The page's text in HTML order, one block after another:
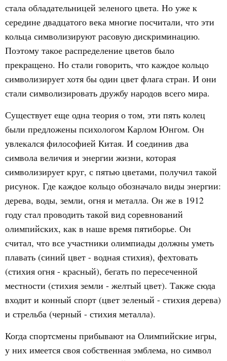
стала обладательницей зеленого цвета. Но уже к
середине двадцатого века многие посчитали, что эти
кольца символизируют расовую дискриминацию.
Поэтому такое распределение цветов было
прекращено. Но стали говорить, что каждое кольцо
символизирует хотя бы один цвет флага стран. И они
стали символизировать дружбу народов всего мира.
Существует еще одна теория о том, эти пять колец
были предложены психологом Карлом Юнгом. Он
увлекался философией Китая. И соединив два
символа величия и энергии жизни, которая
символизирует круг, с пятью цветами, получил такой
рисунок. Где каждое кольцо обозначало виды энергии:
дерева, воды, земли, огня и металла. Он же в 1912
году стал проводить такой вид соревнований
олимпийских, как в наше время пятиборье. Он
считал, что все участники олимпиады должны уметь
плавать (синий цвет - водная стихия), фехтовать
(стихия огня - красный), бегать по пересеченной
местности (стихия земли - желтый цвет). Также сюда
входит и конный спорт (цвет зеленый - стихия дерева)
и стрельба (черный - стихия металла).
Когда спортсмены прибывают на Олимпийские игры,
у них имеется своя собственная эмблема, но символ